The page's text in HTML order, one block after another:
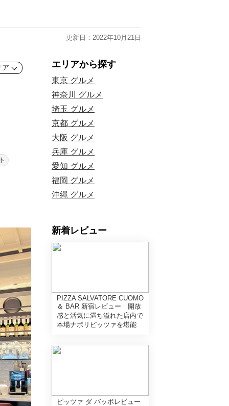
更新日：2022年10月21日
ア エリアから探す
東京 グルメ
神奈川 グルメ
埼玉 グルメ
京都 グルメ
大阪 グルメ
兵庫 グルメ
愛知 グルメ
福岡 グルメ
沖縄 グルメ
新着レビュー
PIZZA SALVATORE CUOMO
＆ BAR 新宿レビュー 開放
感と活気に満ち溢れた店内で
本場ナポリピッツァを堪能
ピッツァ ダ バッボレビュー